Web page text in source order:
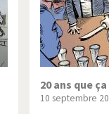
20 ans que
10 septembre